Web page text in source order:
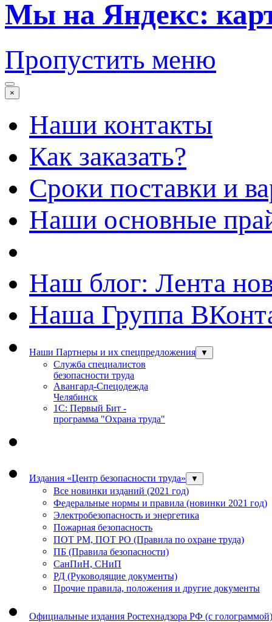
Мы на Яндекс:
Пропустить меню
×
Наши контакты
Как заказать?
Сроки поставки и
Наши основные
Наш блог: Лента
Наша Группа
Наши Партнеры и их спецпредложения ▼
Служба специалистов
безопасности труда
Авангард-Спецодежда
Челябинск
1С: Первый Бит -
программа "Охрана труда"
Издания «Центр безопасности труда» ▼
Все новинки изданий (2021 год)
Федеральные нормы и правила (новинки 2021 год)
Электробезопасность и энергетика
Пожарная безопасность
ПОТ РМ, ПОТ РО (Правила по охране труда)
ПБ (Правила безопасности)
СанПиН, СНиП
РД (Руководящие документы)
Прочие правила, положения и другие документы
Официальные издания Ростехнадзора РФ (с голограммой)